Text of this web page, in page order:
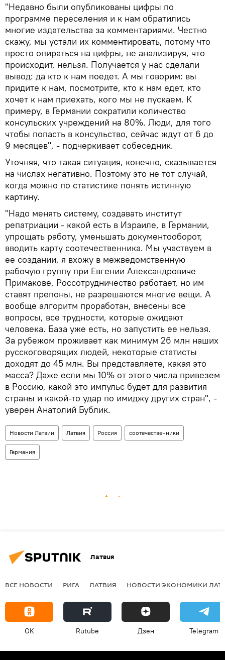
"Недавно были опубликованы цифры по
программе переселения и к нам обратились
многие издательства за комментариями. Честно
скажу, мы устали их комментировать, потому что
просто опираться на цифры, не анализируя, что
происходит, нельзя. Получается у нас сделали
вывод: да кто к нам поедет. А мы говорим: вы
придите к нам, посмотрите, кто к нам едет, кто
хочет к нам приехать, кого мы не пускаем. К
примеру, в Германии сократили количество
консульских учреждений на 80%. Люди, для того
чтобы попасть в консульство, сейчас ждут от 6 до
9 месяцев", - подчеркивает собеседник.
Уточняя, что такая ситуация, конечно, сказывается
на числах негативно. Поэтому это не тот случай,
когда можно по статистике понять истинную
картину.
"Надо менять систему, создавать институт
репатриации - какой есть в Израиле, в Германии,
упрощать работу, уменьшать документооборот,
вводить карту соотечественника. Мы участвуем в
ее создании, я вхожу в межведомственную
рабочую группу при Евгении Александровиче
Примакове, Россотрудничество работает, но им
ставят препоны, не разрешаются многие вещи. А
вообще алгоритм проработан, внесены все
вопросы, все трудности, которые ожидают
человека. База уже есть, но запустить ее нельзя.
За рубежом проживает как минимум 26 млн наших
русскоговорящих людей, некоторые статисты
доходят до 45 млн. Вы представляете, какая это
масса? Даже если мы 10% от этого числа привезем
в Россию, какой это импульс будет для развития
страны и какой-то удар по имиджу других стран", -
уверен Анатолий Бублик.
Новости Латвии Латвия Россия соотечественники
Германия
Латвия
ВСЕ НОВОСТИ РИГА ЛАТВИЯ НОВОСТИ ЭКОНОМИКИ
OK Rutube Дзен Telegram